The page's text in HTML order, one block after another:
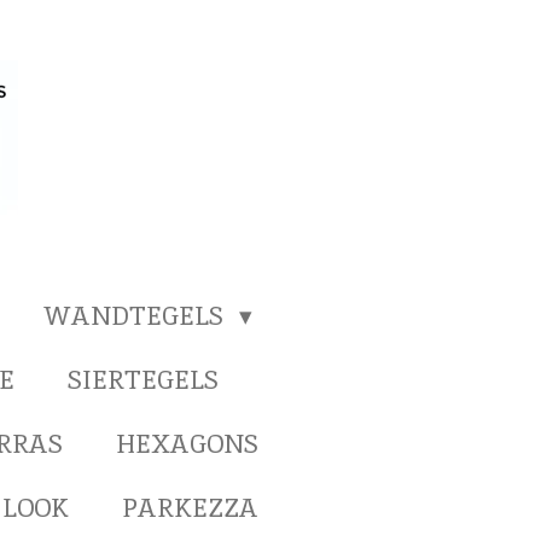
WANDTEGELS
SIERTEGELS
HEXAGONS
PARKEZZA